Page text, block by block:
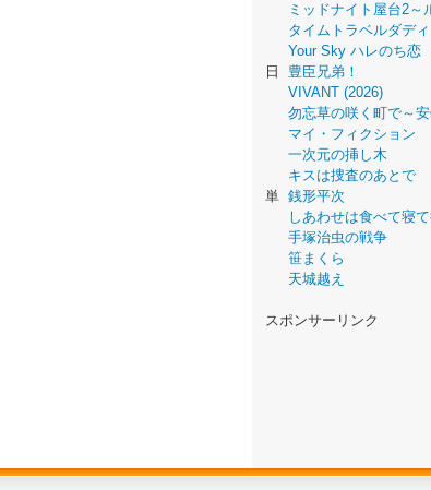
ミッドナイト屋台2～
タイムトラベルダディ
Your Sky ハレのち恋
日
豊臣兄弟！
VIVANT (2026)
勿忘草の咲く町で～
マイ・フィクション
一次元の挿し木
キスは捜査のあとで
単 銭形平次
しあわせは食べて寝
手塚治虫の戦争
笹まくら
天城越え
スポンサーリンク